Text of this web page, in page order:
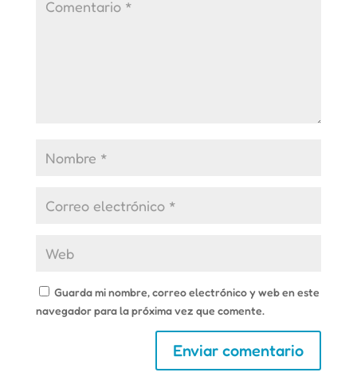
Guarda mi nombre, correo electrónico y web en este
navegador para la próxima vez que comente.